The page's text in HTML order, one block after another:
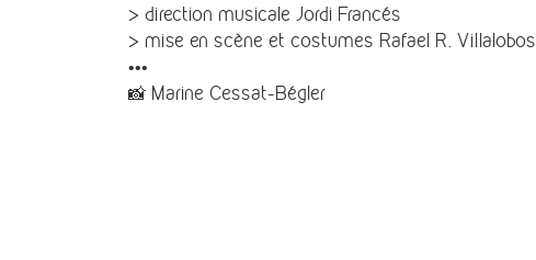
> direction musicale Jordi Francés
> mise en scène et costumes Rafael R. Villalobos
•••
📸 Marine Cessat-Bégler